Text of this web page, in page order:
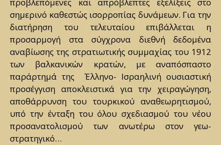
προβλεπόμενες και απρόβλεπτες εξελίξεις στο
σημερινό καθεστώς ισορροπίας δυνάμεων. Για την
διατήρηση του τελευταίου επιβάλλεται η
προσαρμογή στα σύγχρονα διεθνή δεδομένα
αναβίωσης της στρατιωτικής συμμαχίας του 1912
των βαλκανικών κρατών, με αναπόσπαστο
παράρτημά της Έλληνο- Ισραηλινή ουσιαστική
προσέγγιση αποκλειστικά για την χειραγώγηση,
αποθάρρυνση του τουρκικού αναθεωρητισμού,
υπό την ένταξη του όλου σχεδιασμού του νέου
προσανατολισμού των ανωτέρω στον γεω-
στρατηγικό…